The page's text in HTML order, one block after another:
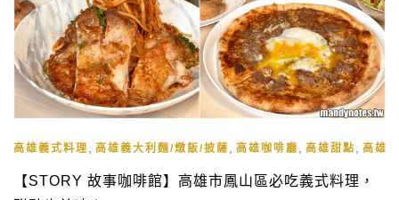
高雄義式料理 高雄義大利麵/燉飯/披薩 高雄咖啡廳 高雄甜點 高雄
【STORY 故事咖啡館】高雄市鳳山區必吃義式料理，